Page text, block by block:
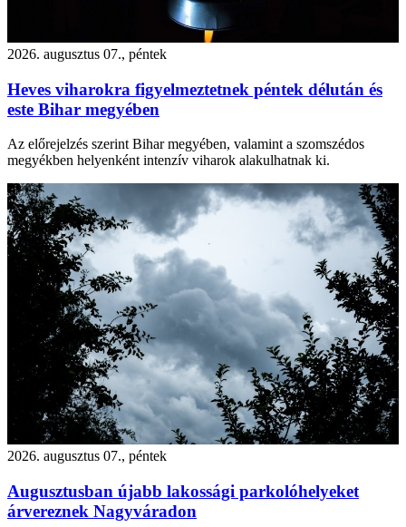
2026. augusztus 07., péntek
Heves viharokra figyelmeztetnek péntek délután és
este Bihar megyében
Az előrejelzés szerint Bihar megyében, valamint a szomszédos
megyékben helyenként intenzív viharok alakulhatnak ki.
2026. augusztus 07., péntek
Augusztusban újabb lakossági parkolóhelyeket
árvereznek Nagyváradon